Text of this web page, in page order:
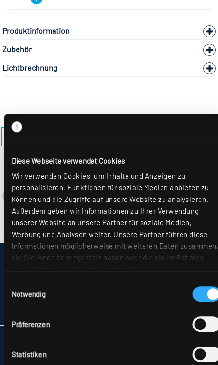
Diese Webseite verwendet Cookies
Wir verwenden Cookies, um Inhalte und Anzeigen zu
personalisieren, Funktionen für soziale Medien anbieten zu
können und die Zugriffe auf unsere Website zu analysieren.
Außerdem geben wir Informationen zu Ihrer Verwendung
unserer Website an unsere Partner für soziale Medien,
Werbung und Analysen weiter. Unsere Partner führen diese
Informationen möglicherweise mit weiteren Daten zusammen,
die Sie ihnen bereitgestellt haben oder die sie im Rahmen
weiterhin nutzen. Weitere Details hierzu finden Sie in
Notwendig
Präferenzen
Statistiken
Produktinformation
Zubehör
Lichtbrechnung
IMPRESSUM
HINWEISE ZUR STREITBEILEGUNG
AGB
HAUPTSTRASSE 31–33
72417 JUNGINGEN